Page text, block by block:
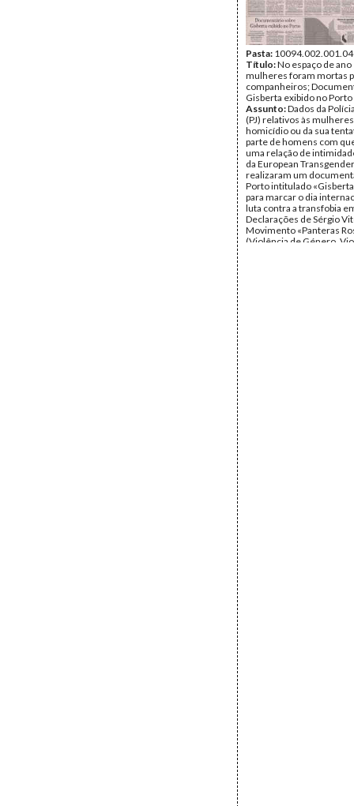
Pasta:
Título:No espaço de
mulheres foram mortas
companheiros;
Gisberta exibido no Porto
Assunto:Dados da
(PJ) relativos às
homicídio ou da sua
parte de homens com
uma relação de
da European
realizaram um
Porto intitulado
para marcar o dia
luta contra a transfobia
Declarações de Sérgio
Movimento «Panteras
(Violência de Género,